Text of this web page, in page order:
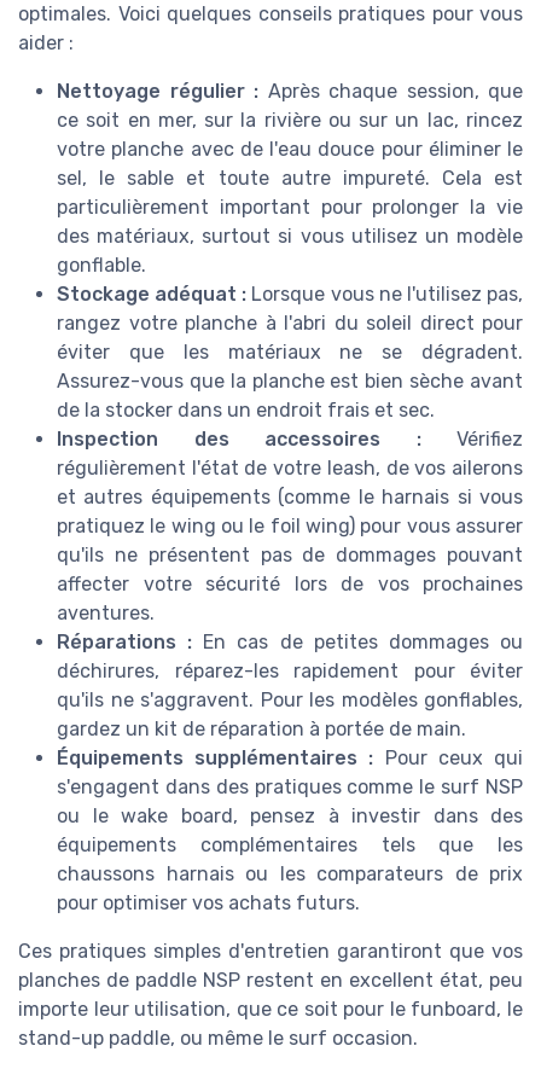
optimales. Voici quelques conseils pratiques pour vous
aider :
Nettoyage régulier : Après chaque session, que
ce soit en mer, sur la rivière ou sur un lac, rincez
votre planche avec de l'eau douce pour éliminer le
sel, le sable et toute autre impureté. Cela est
particulièrement important pour prolonger la vie
des matériaux, surtout si vous utilisez un modèle
gonflable.
Stockage adéquat : Lorsque vous ne l'utilisez pas,
rangez votre planche à l'abri du soleil direct pour
éviter que les matériaux ne se dégradent.
Assurez-vous que la planche est bien sèche avant
de la stocker dans un endroit frais et sec.
Inspection des accessoires :Vérifiez
régulièrement l'état de votre leash, de vos ailerons
et autres équipements (comme le harnais si vous
pratiquez le wing ou le foil wing) pour vous assurer
qu'ils ne présentent pas de dommages pouvant
affecter votre sécurité lors de vos prochaines
aventures.
Réparations : En cas de petites dommages ou
déchirures, réparez-les rapidement pour éviter
qu'ils ne s'aggravent. Pour les modèles gonflables,
gardez un kit de réparation à portée de main.
Équipements supplémentaires : Pour ceux qui
s'engagent dans des pratiques comme le surf NSP
ou le wake board, pensez à investir dans des
équipements complémentaires tels que les
chaussons harnais ou les comparateurs de prix
pour optimiser vos achats futurs.
Ces pratiques simples d'entretien garantiront que vos
planches de paddle NSP restent en excellent état, peu
importe leur utilisation, que ce soit pour le funboard, le
stand-up paddle, ou même le surf occasion.